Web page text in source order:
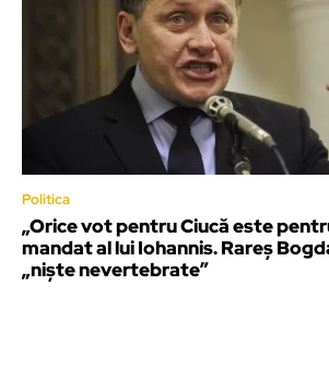
Politica
„Orice vot pentru Ciucă este
mandat al lui Iohannis. Rareș
„niște nevertebrate”